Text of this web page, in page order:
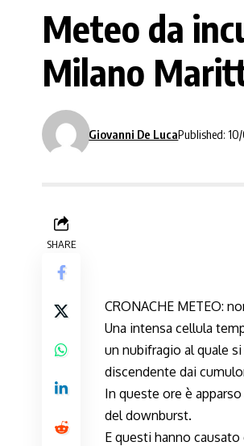
Meteo da
Milano
Giovanni De LucaPublished:
SHARE
CRONACHE METEO:
Una intensa cellula
un nubifragio al quale
discendente dai
In queste ore è
del downburst.
E questi hanno